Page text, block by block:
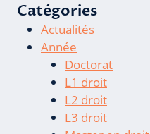
Catégories
Actualités
Année
Doctorat
L1 droit
L2 droit
L3 droit